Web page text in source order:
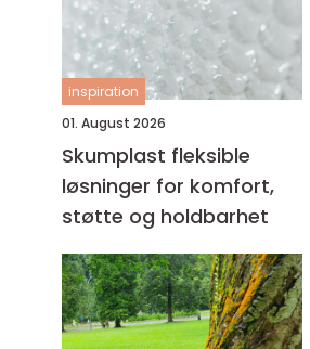
inspiration
01. August 2026
Skumplast fleksible
løsninger for komfort,
støtte og holdbarhet